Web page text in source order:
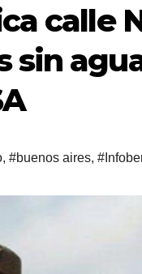
calle
sin
, #buenos aires,